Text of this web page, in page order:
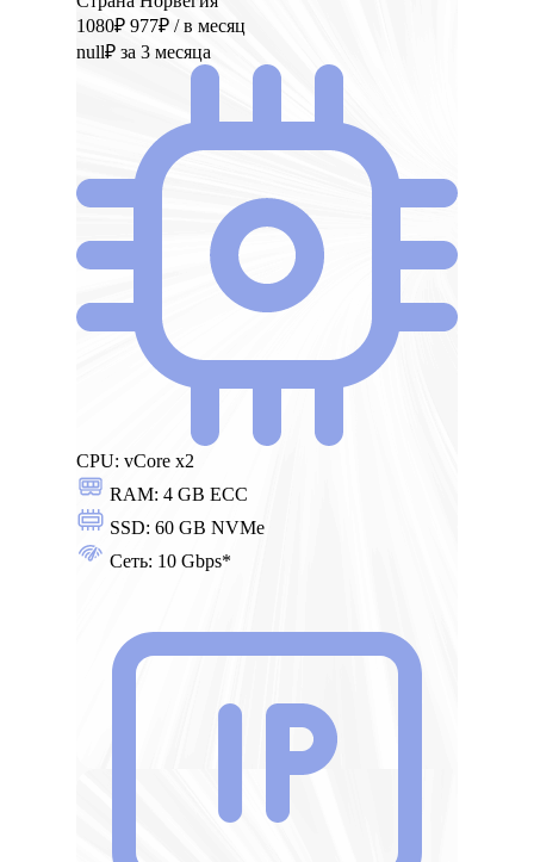
1080₽ 977₽ / в месяц
null₽ за 3 месяца
CPU: vCore x2
RAM: 4 GB ECC
SSD: 60 GB NVMe
Сеть: 10 Gbps*